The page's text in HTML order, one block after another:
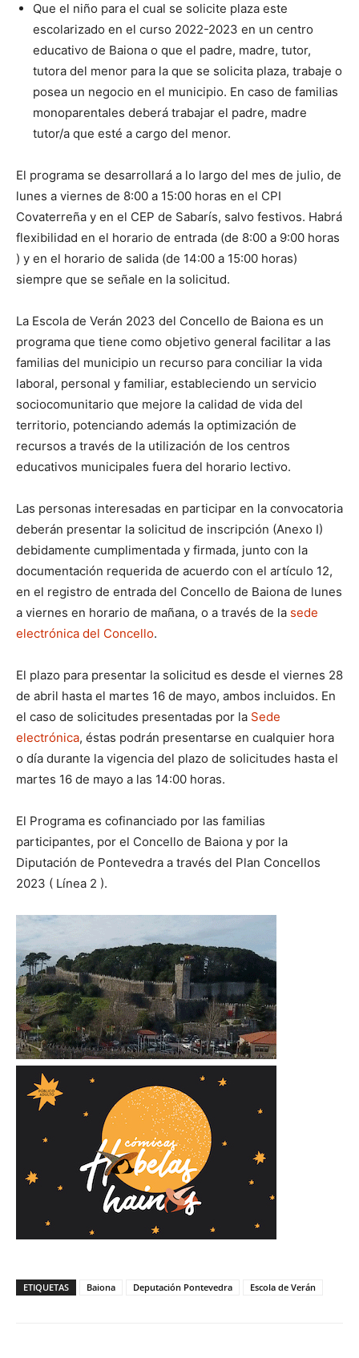
Que el niño para el cual se solicite plaza este
escolarizado en el curso 2022-2023 en un centro
educativo de Baiona o que el padre, madre, tutor,
tutora del menor para la que se solicita plaza, trabaje o
posea un negocio en el municipio. En caso de familias
monoparentales deberá trabajar el padre, madre
tutor/a que esté a cargo del menor.
El programa se desarrollará a lo largo del mes de julio, de
lunes a viernes de 8:00 a 15:00 horas en el CPI
Covaterreña y en el CEP de Sabarís, salvo festivos. Habrá
flexibilidad en el horario de entrada (de 8:00 a 9:00 horas
) y en el horario de salida (de 14:00 a 15:00 horas)
siempre que se señale en la solicitud.
La Escola de Verán 2023 del Concello de Baiona es un
programa que tiene como objetivo general facilitar a las
familias del municipio un recurso para conciliar la vida
laboral, personal y familiar, estableciendo un servicio
sociocomunitario que mejore la calidad de vida del
territorio, potenciando además la optimización de
recursos a través de la utilización de los centros
educativos municipales fuera del horario lectivo.
Las personas interesadas en participar en la convocatoria
deberán presentar la solicitud de inscripción (Anexo I)
debidamente cumplimentada y firmada, junto con la
documentación requerida de acuerdo con el artículo 12,
en el registro de entrada del Concello de Baiona de lunes
a viernes en horario de mañana, o a través de la sede
electrónica del Concello.
El plazo para presentar la solicitud es desde el viernes 28
de abril hasta el martes 16 de mayo, ambos incluidos. En
el caso de solicitudes presentadas por la Sede
electrónica, éstas podrán presentarse en cualquier hora
o día durante la vigencia del plazo de solicitudes hasta el
martes 16 de mayo a las 14:00 horas.
El Programa es cofinanciado por las familias
participantes, por el Concello de Baiona y por la
Diputación de Pontevedra a través del Plan Concellos
2023 ( Línea 2 ).
ETIQUETAS Baiona Deputación Pontevedra Escola de Verán